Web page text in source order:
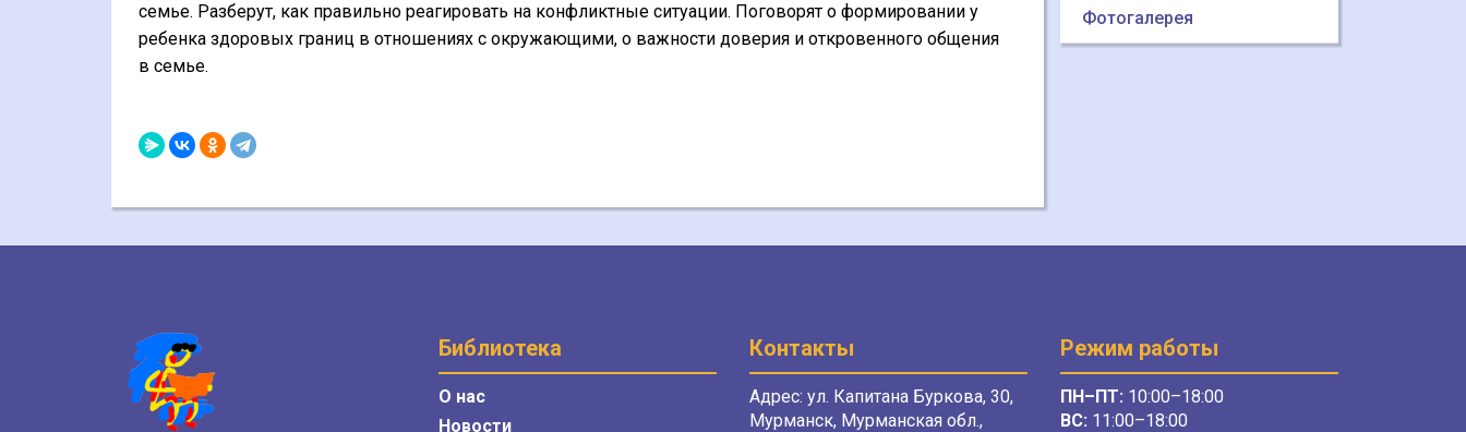
семье. Разберут, как правильно реагировать на конфликтные ситуации. Поговорят о формировании у
ребенка здоровых границ в отношениях с окружающими, о важности доверия и откровенного общения
в семье.
Фотогалерея
Библиотека
О нас
Новости
Контакты
Адрес: ул. Капитана Буркова, 30,
Мурманск, Мурманская обл.,
Режим работы
ПН–ПТ: 10:00–18:00
ВС: 11:00–18:00